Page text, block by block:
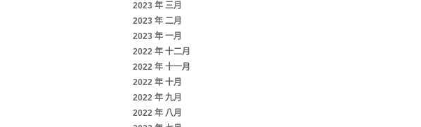
2023 年 三月
2023 年 二月
2023 年 一月
2022 年 十二月
2022 年 十一月
2022 年 十月
2022 年 九月
2022 年 八月